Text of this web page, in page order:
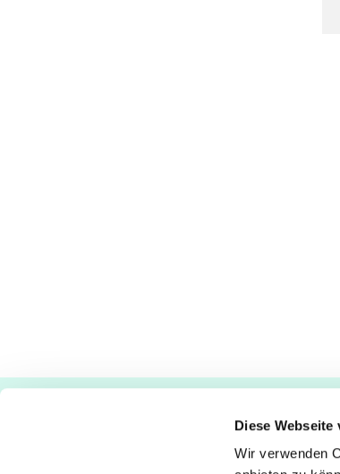
Diese Webseite
Wir verwenden
Ev.-luth. Kirchengemeinde Paderborn
Bastfelder Weg 30 - 33098 Paderborn